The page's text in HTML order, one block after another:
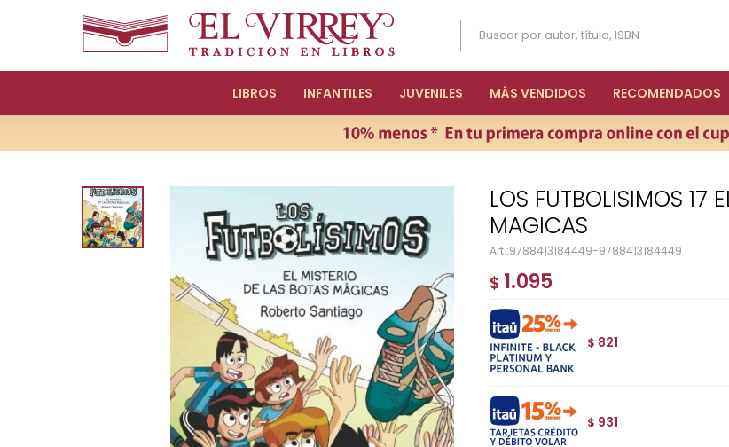
LIBROS INFANTILES JUVENILES MÁS VENDIDOS RECOMENDADOS
LOS FUTBOLISIMOS 17 EL MISTERIO DE LAS BOTAS
MAGICAS
9788413184449-9788413184449
$ 1.095
$ 821
$ 931